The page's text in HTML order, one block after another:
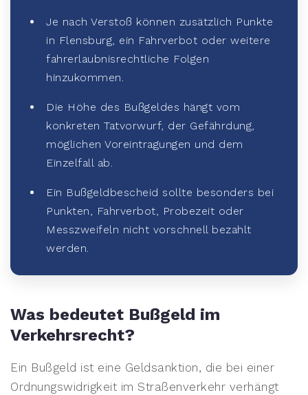
Je nach Verstoß können zusätzlich Punkte
in Flensburg, ein Fahrverbot oder weitere
fahrerlaubnisrechtliche Folgen
hinzukommen.
Die Höhe des Bußgeldes hängt vom
konkreten Tatvorwurf, der Gefährdung,
möglichen Voreintragungen und dem
Einzelfall ab.
Ein Bußgeldbescheid sollte besonders bei
Punkten, Fahrverbot, Probezeit oder
Messzweifeln nicht vorschnell bezahlt
werden.
Was bedeutet Bußgeld im
Verkehrsrecht?
Ein Bußgeld ist eine Geldsanktion, die bei einer
Ordnungswidrigkeit im Straßenverkehr verhängt